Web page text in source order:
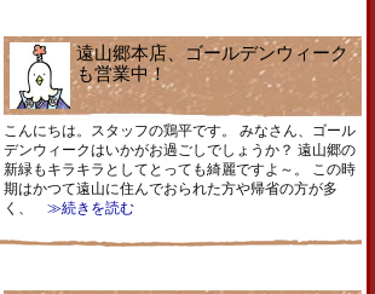
遠山郷本店、ゴールデンウィーク
も営業中！
こんにちは。スタッフの鶏平です。 みなさん、ゴール
デンウィークはいかがお過ごしでしょうか？ 遠山郷の
新緑もキラキラとしてとっても綺麗ですよ～。 この時
期はかつて遠山に住んでおられた方や帰省の方が多
く、
≫続きを読む